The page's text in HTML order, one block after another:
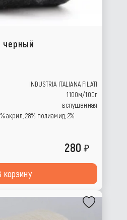
черный
INDUSTRIA ITALIANA FILATI
1100м/100г
вспушенная
акрил, 28% полиамид, 2%
280
корзину